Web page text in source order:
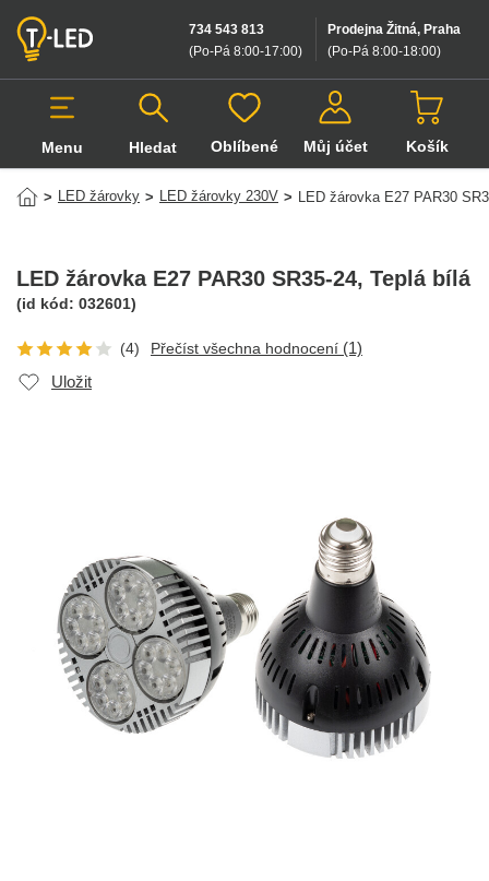
Prodejna Žitná, Praha
(Po-Pá 8:00-18:00)
734 543 813
(Po-Pá 8:00-17:00)
Menu Hledat
Hledat v produktech
Oblíbené Můj účet Košík
> LED žárovky > LED žárovky 230V > LED žárovka E27 PAR30
LED žárovka E27 PAR30 SR35-24, Teplá bílá
(id kód: 032601)
(4) Přečíst všechna hodnocení (1)
Uložit